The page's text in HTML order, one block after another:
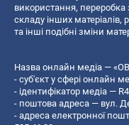
використання,
складу інших
та інші подібні зміни
Назва онлайн медіа —
- суб'єкт у сфері онлайн
- ідентифікатор медіа —
- поштова адреса — вул.
- адреса електронної